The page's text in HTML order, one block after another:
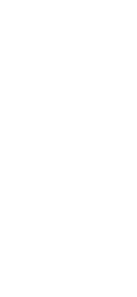
格品）